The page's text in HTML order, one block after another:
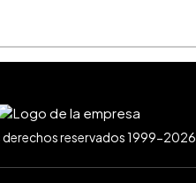
derechos reservados 1999-2026